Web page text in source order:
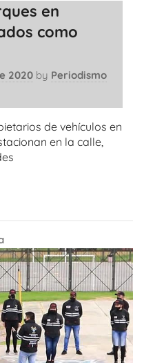
en
como
2020 by Periodismo
de vehículos en
en la calle,